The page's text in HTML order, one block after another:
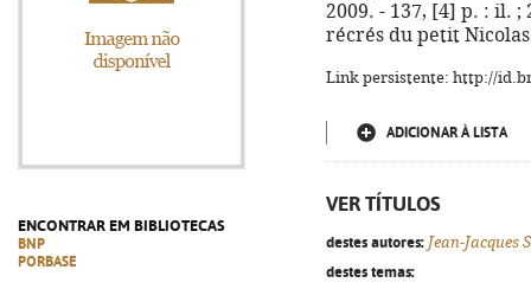
ENCONTRAR EM BIBLIOTECAS
BNP
PORBASE
2009. - 137, [4] p. : il. ;
récrés du petit
Link persistente: http://
ADICIONAR À LISTA
VER TÍTULOS
destes autores: Jean-Jacques
destes temas: